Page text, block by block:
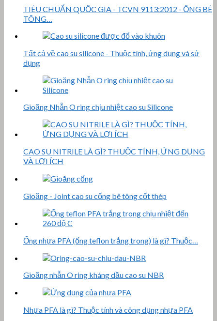
TIÊU CHUẨN QUỐC GIA - TCVN 9113:2012 - ỐNG BÊ
TÔNG…
Tất cả về cao su silicone - Thuộc tính, ứng dụng và sử
dụng
Gioăng Nhẫn O ring chịu nhiệt cao su Silicone
CAO SU NITRILE LÀ GÌ? THUỘC TÍNH, ỨNG DỤNG
VÀ LỢI ÍCH
Gioăng - Joint cao su cống bê tông cốt thép
Ống nhựa PFA (ống teflon trắng trong) là gì? Thuộc…
Gioăng nhẫn O ring kháng dầu cao su NBR
Nhựa PFA là gì? Thuộc tính và công dụng nhựa PFA